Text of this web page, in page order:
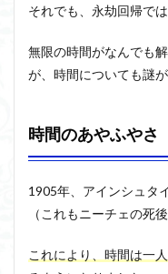
それでも、永劫回帰で
無限の時間がなんでも
が、時間についても謎が
時間のあやふやさ
1905年、 アインシュタ
（これもニーチェの死後
これにより、時間は一